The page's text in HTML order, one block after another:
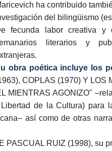
ha contribuido
del bilingüismo
fecunda labor creativa y
literarios y
obra poética incluye los
COPLAS (1970) Y LOS
MIENTRAS AGONIZO"
de la Cultura) para
así como de otras
PASCUAL RUIZ (1998), su